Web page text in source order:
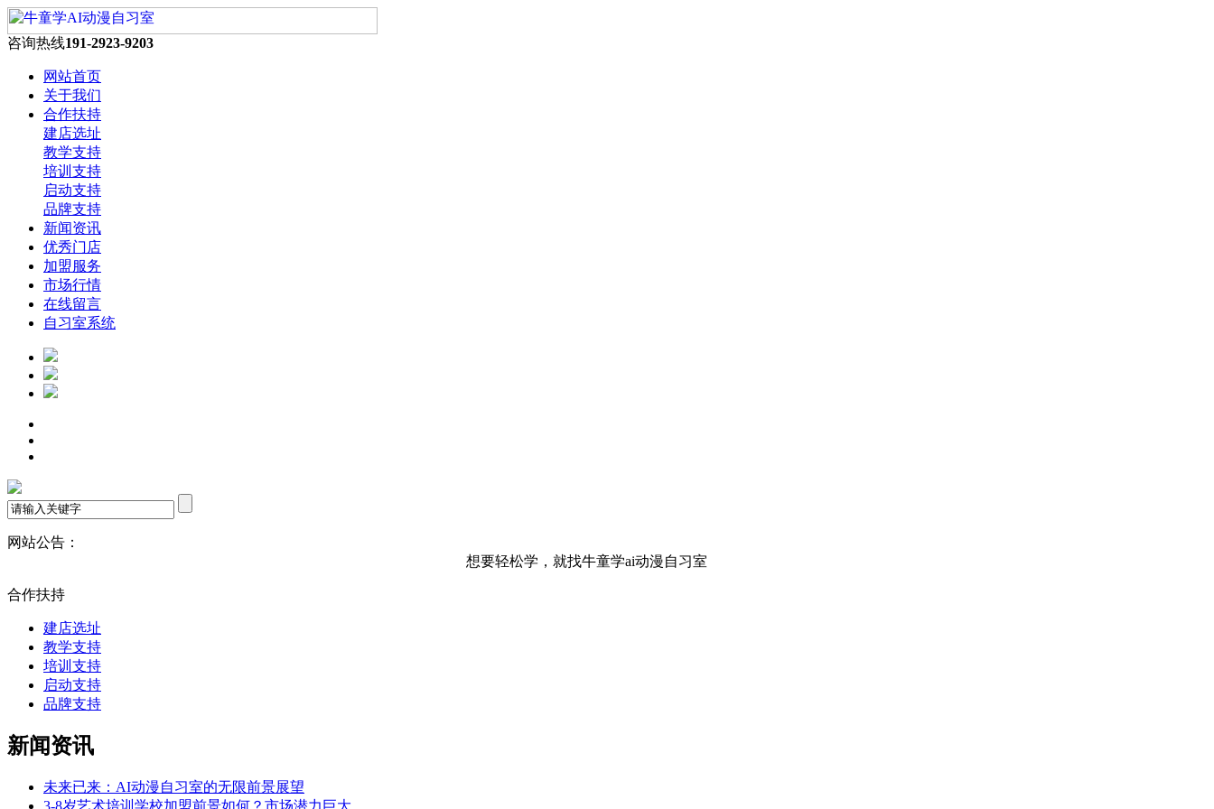
咨询热线191-2923-9203
网站首页
关于我们
合作扶持
建店选址
教学支持
培训支持
启动支持
品牌支持
新闻资讯
优秀门店
加盟服务
市场行情
在线留言
自习室系统
网站公告：
想要轻松学，就找牛童学ai动漫自习室
合作扶持
建店选址
教学支持
培训支持
启动支持
品牌支持
新闻资讯
未来已来：AI动漫自习室的无限前景展望